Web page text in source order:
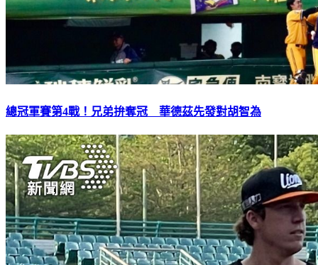
總冠軍賽第4戰！兄弟拚奪冠 華德茲先發對胡智為